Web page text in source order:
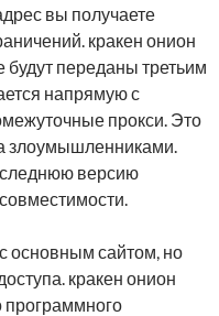
вы получаете
кракен онион
будут переданы третьим
напрямую с
прокси. Это
злоумышленниками.
версию
основным сайтом, но
кракен онион
программного